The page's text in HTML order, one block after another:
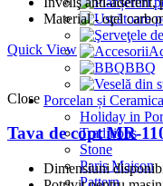
BBQ
Porcelan și Ceramica
Holiday in
Traditions
Stone
Paris Maison
Pattern
Material - oţel
Quick View
Close
Tava de copt MR-
Dimensiuni